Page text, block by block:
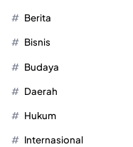
Berita
Bisnis
Budaya
Daerah
Hukum
Internasional